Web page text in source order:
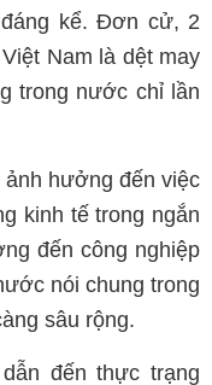
kể. Đơn cử, 2
Nam là dệt may
trong nước chỉ lần
hưởng đến việc
kinh tế trong ngắn
đến công nghiệp
nói chung trong
sâu rộng.
đến thực trạng